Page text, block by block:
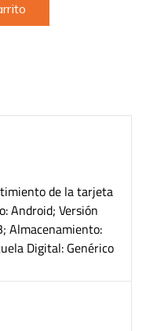
de la tarjeta
Android; Versión
Almacenamiento:
Digital: Genérico